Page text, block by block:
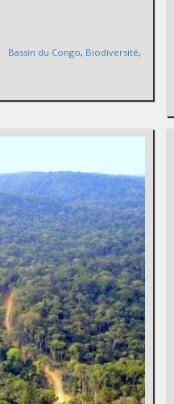
Bassin du Congo, Biodiversité,